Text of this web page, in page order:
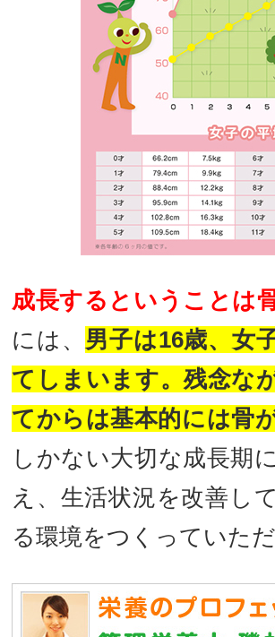
成長するということは
には、 男子は16歳、女
てしまいます。残念な
てからは基本的には骨
しかない大切な成長期
え、生活状況を改善し
る環境をつくっていた